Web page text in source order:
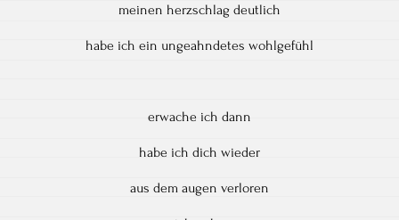
meinen herzschlag deutlich
habe ich ein ungeahndetes wohlgefühl
erwache ich dann
habe ich dich wieder
aus dem augen verloren